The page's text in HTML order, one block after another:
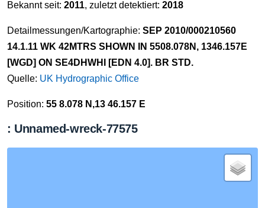
Bekannt seit: 2011, zuletzt detektiert: 2018
Detailmessungen/Kartographie: SEP 2010/000210560
14.1.11 WK 42MTRS SHOWN IN 5508.078N, 1346.157E
[WGD] ON SE4DHWHI [EDN 4.0]. BR STD.
Quelle: UK Hydrographic Office
Position: 55 8.078 N,13 46.157 E
: Unnamed-wreck-77575